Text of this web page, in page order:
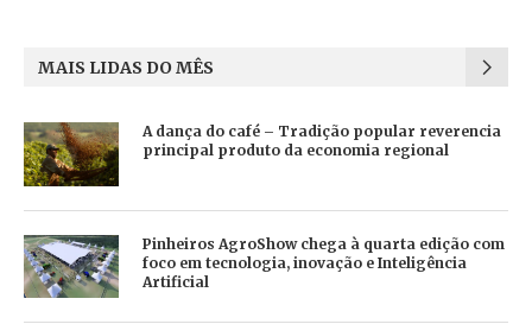
MAIS LIDAS DO MÊS
A dança do café – Tradição popular reverencia
principal produto da economia regional
Pinheiros AgroShow chega à quarta edição com
foco em tecnologia, inovação e Inteligência
Artificial